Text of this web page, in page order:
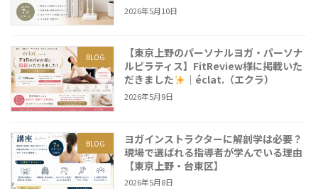
2026年5月10日
BLOG
【東京上野のパーソナルヨガ・パーソナ
ルピラティス】FitReview様に掲載いた
だきました
｜éclat.（エクラ）
2026年5月9日
BLOG
ヨガインストラクターに解剖学は必要？
現場で選ばれる指導者が学んでいる理由
【東京上野・台東区】
2026年5月8日